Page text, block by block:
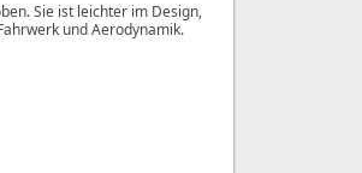
Sie ist leichter im Design,
und Aerodynamik.